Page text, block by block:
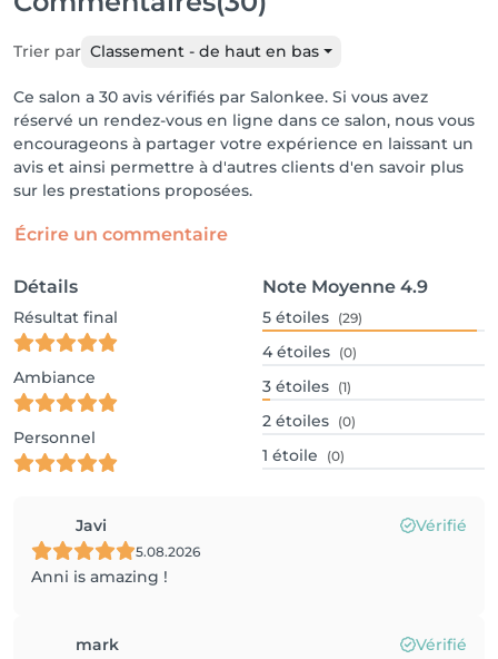
Trier par Classement - de haut en bas
Ce salon a 30 avis vérifiés par Salonkee. Si vous avez
réservé un rendez-vous en ligne dans ce salon, nous vous
encourageons à partager votre expérience en laissant un
avis et ainsi permettre à d'autres clients d'en savoir plus
sur les prestations proposées.
Écrire un commentaire
Détails
Résultat final
Ambiance
Personnel
Note Moyenne 4.9
5 étoiles (29)
4 étoiles (0)
3 étoiles (1)
2 étoiles (0)
1 étoile (0)
Javi Vérifié
5.08.2026
Anni is amazing !
mark Vérifié